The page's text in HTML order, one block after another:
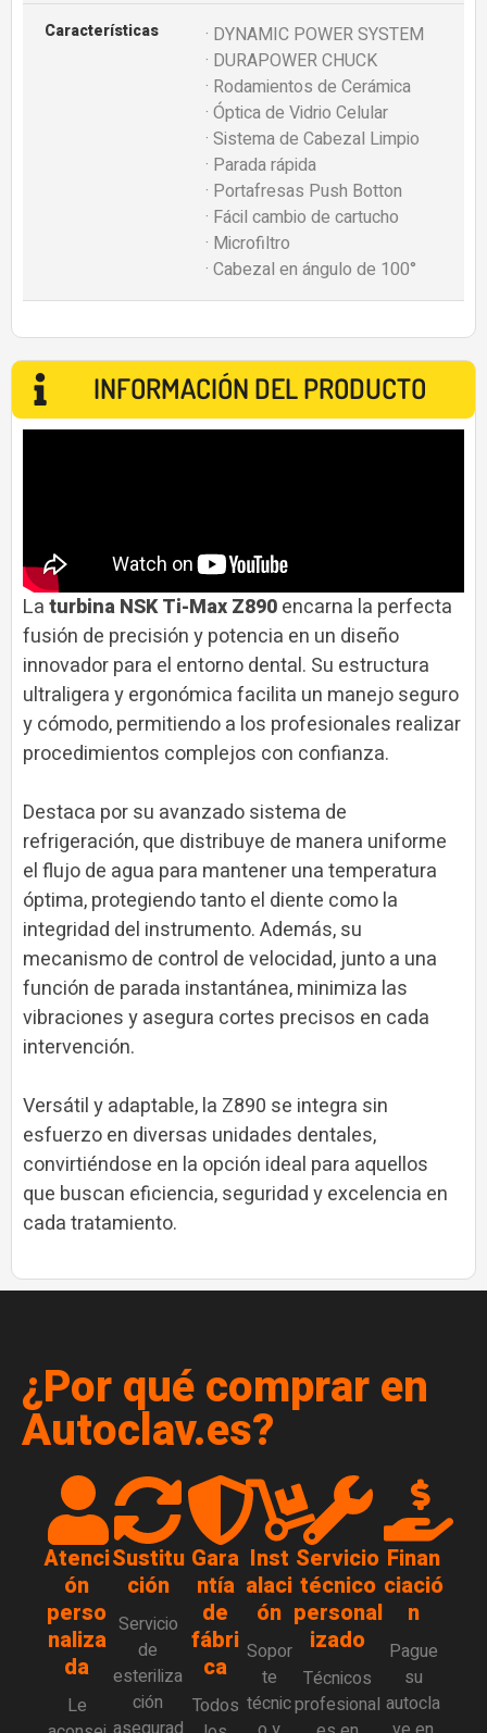
Características
· DYNAMIC POWER SYSTEM
· DURAPOWER CHUCK
· Rodamientos de Cerámica
· Óptica de Vidrio Celular
· Sistema de Cabezal Limpio
· Parada rápida
· Portafresas Push Botton
· Fácil cambio de cartucho
· Microfiltro
· Cabezal en ángulo de 100°
INFORMACIÓN DEL PRODUCTO
Laturbina NSK Ti-Max Z890encarna la perfecta
fusión de precisión y potencia en un diseño
innovador para el entorno dental. Su estructura
ultraligera y ergonómica facilita un manejo seguro
y cómodo, permitiendo a los profesionales realizar
procedimientos complejos con confianza.
Destaca por su avanzado sistema de
refrigeración, que distribuye de manera uniforme
el flujo de agua para mantener una temperatura
óptima, protegiendo tanto el diente como la
integridad del instrumento. Además, su
mecanismo de control de velocidad, junto a una
función de parada instantánea, minimiza las
vibraciones y asegura cortes precisos en cada
intervención.
Versátil y adaptable, la Z890 se integra sin
esfuerzo en diversas unidades dentales,
convirtiéndose en la opción ideal para aquellos
que buscan eficiencia, seguridad y excelencia en
cada tratamiento.
¿Por qué comprar en
Autoclav.es?
Atenci
ón
perso
naliza
da
Le
Sustitu
ción
Servicio
de
esteriliza
ción
Gara
ntía
de
fábri
ca
Todos
Inst
alaci
ón
Sopor
te
técnic
Servicio
técnico
personal
izado
Técnicos
profesional
Finan
ciació
n
Pague
su
autocla